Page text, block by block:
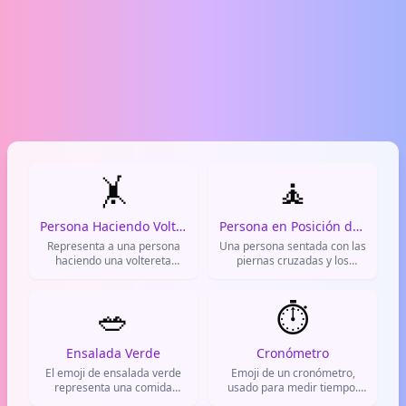
🤸
Persona Haciendo Voltereta Lateral
Representa a una persona
haciendo una voltereta
cuando algo te parece
increíble. También se usa
para bromear sobre hacer
acrobacias o sentirse tan
feliz que das volteretas.
🧘
Persona en Posición de Loto
Una persona sentada con las
piernas cruzadas y los
representando meditación,
yoga y relajación. Se usa
para hablar de tranquilidad,
mindfulness, paz interior o
simplemente para indicar
que alguien está meditando.
🥗
Ensalada Verde
El emoji de ensalada verde
representa una comida
⏱️
Cronómetro
Emoji de un cronómetro,
usado para medir tiempo.